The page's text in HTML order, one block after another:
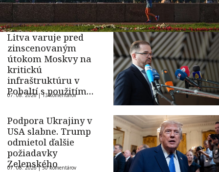
Litva varuje pred
zinscenovaným
útokom Moskvy na
kritickú
infraštruktúru v
Pobaltí s použitím
ukrajinského dronu
07. 08. 2026 |13 komentárov
Podpora Ukrajiny v
USA slabne. Trump
odmietol ďalšie
požiadavky
Zelenského
07. 08. 2026 |50 komentárov